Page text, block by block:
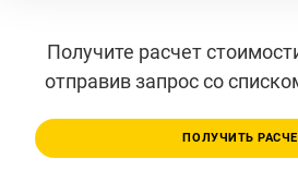
Получите расчет
отправив запрос со
ПОЛУЧИТЬ